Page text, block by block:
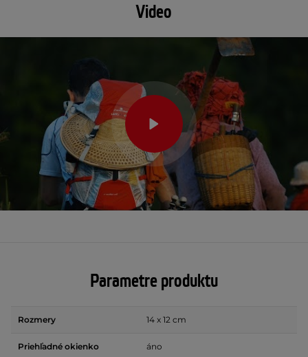
Video
Parametre produktu
Rozmery 14 x 12 cm
Priehľadné okienko áno